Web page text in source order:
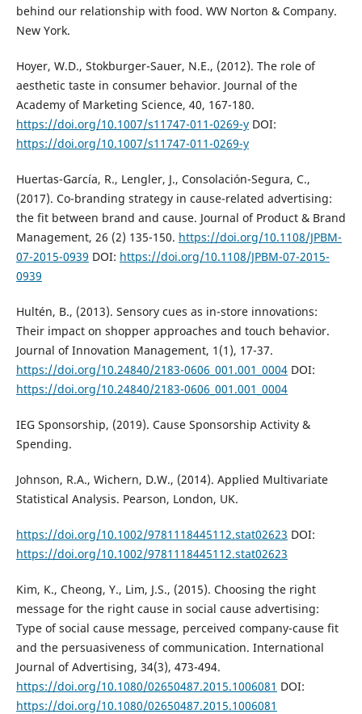
behind our relationship with food. WW Norton & Company.
New York.
Hoyer, W.D., Stokburger-Sauer, N.E., (2012). The role of
aesthetic taste in consumer behavior. Journal of the
Academy of Marketing Science, 40, 167-180.
https://doi.org/10.1007/s11747-011-0269-yDOI:
https://doi.org/10.1007/s11747-011-0269-y
Huertas-García, R., Lengler, J., Consolación-Segura, C.,
(2017). Co-branding strategy in cause-related advertising:
the fit between brand and cause. Journal of Product & Brand
Management, 26 (2) 135-150. https://doi.org/10.1108/JPBM-
07-2015-0939 DOI: https://doi.org/10.1108/JPBM-07-2015-
0939
Hultén, B., (2013). Sensory cues as in-store innovations:
Their impact on shopper approaches and touch behavior.
Journal of Innovation Management, 1(1), 17-37.
https://doi.org/10.24840/2183-0606_001.001_0004DOI:
https://doi.org/10.24840/2183-0606_001.001_0004
IEG Sponsorship, (2019). Cause Sponsorship Activity &
Spending.
Johnson, R.A., Wichern, D.W., (2014). Applied Multivariate
Statistical Analysis. Pearson, London, UK.
https://doi.org/10.1002/9781118445112.stat02623 DOI:
https://doi.org/10.1002/9781118445112.stat02623
Kim, K., Cheong, Y., Lim, J.S., (2015). Choosing the right
message for the right cause in social cause advertising:
Type of social cause message, perceived company-cause fit
and the persuasiveness of communication. International
Journal of Advertising, 34(3), 473-494.
https://doi.org/10.1080/02650487.2015.1006081 DOI:
https://doi.org/10.1080/02650487.2015.1006081